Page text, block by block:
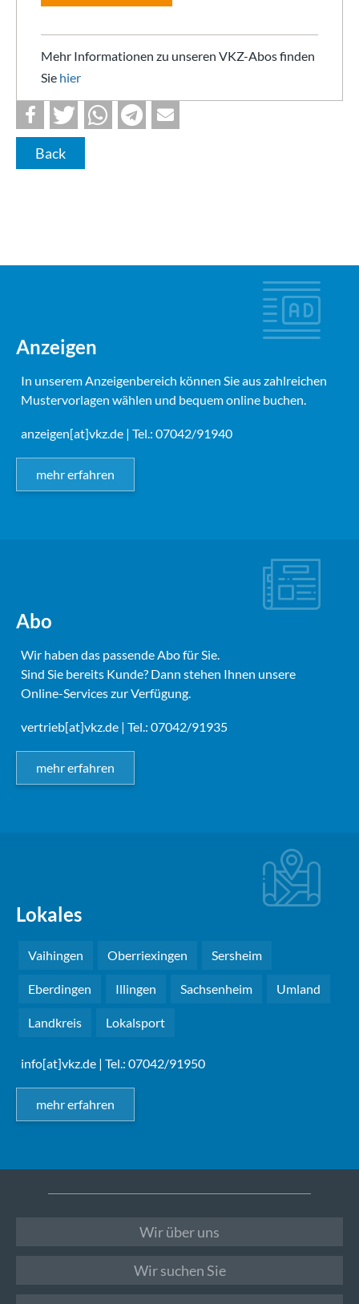
Mehr Informationen zu unseren VKZ-Abos finden
Sie hier
Back
Anzeigen
In unserem Anzeigenbereich können Sie aus zahlreichen
Mustervorlagen wählen und bequem online buchen.
anzeigen[at]vkz.de | Tel.: 07042/91940
mehr erfahren
Abo
Wir haben das passende Abo für Sie.
Sind Sie bereits Kunde? Dann stehen Ihnen unsere
Online-Services zur Verfügung.
vertrieb[at]vkz.de | Tel.: 07042/91935
mehr erfahren
Lokales
Vaihingen Oberriexingen Sersheim
Eberdingen Illingen Sachsenheim Umland
Landkreis Lokalsport
info[at]vkz.de | Tel.: 07042/91950
mehr erfahren
Wir über uns
Wir suchen Sie